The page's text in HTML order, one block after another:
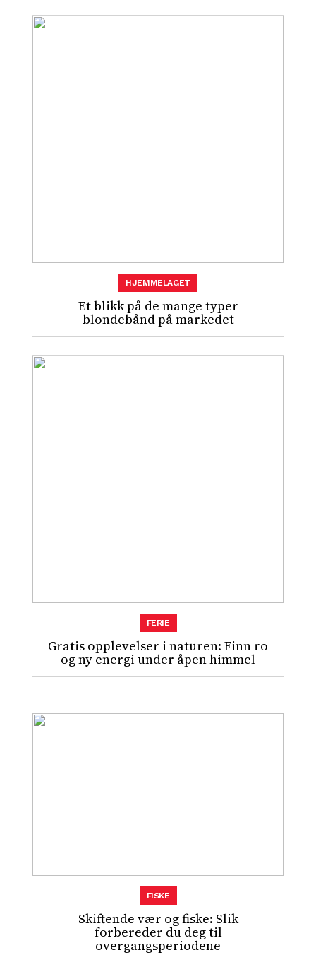
Et blikk på de mange typer
blondebånd på markedet
HJEMMELAGET
Gratis opplevelser i naturen: Finn ro
og ny energi under åpen himmel
FERIE
Skiftende vær og fiske: Slik
forbereder du deg til
overgangsperiodene
FISKE